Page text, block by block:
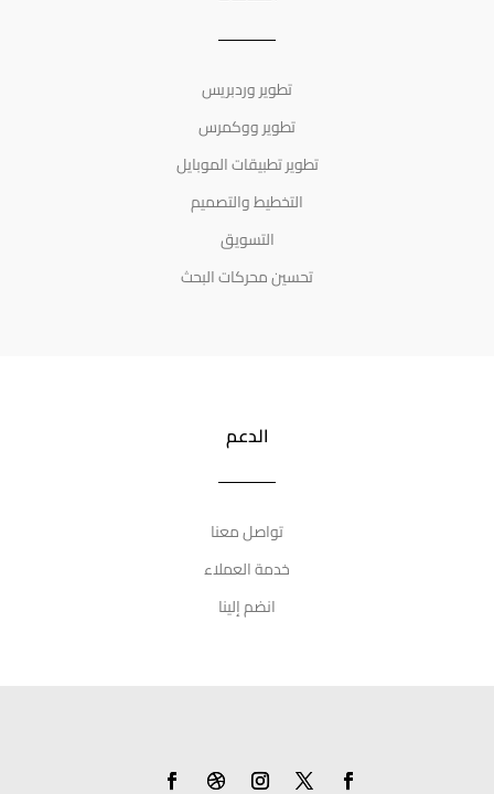
تطوير وردبريس
تطوير ووكمرس
تطوير تطبيقات الموبايل
التخطيط والتصميم
التسويق
تحسين محركات البحث
الدعم
تواصل معنا
خدمة العملاء
انضم إلينا